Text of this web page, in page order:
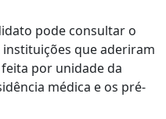
pode consultar o
que aderiram
por unidade da
médica e os pré-